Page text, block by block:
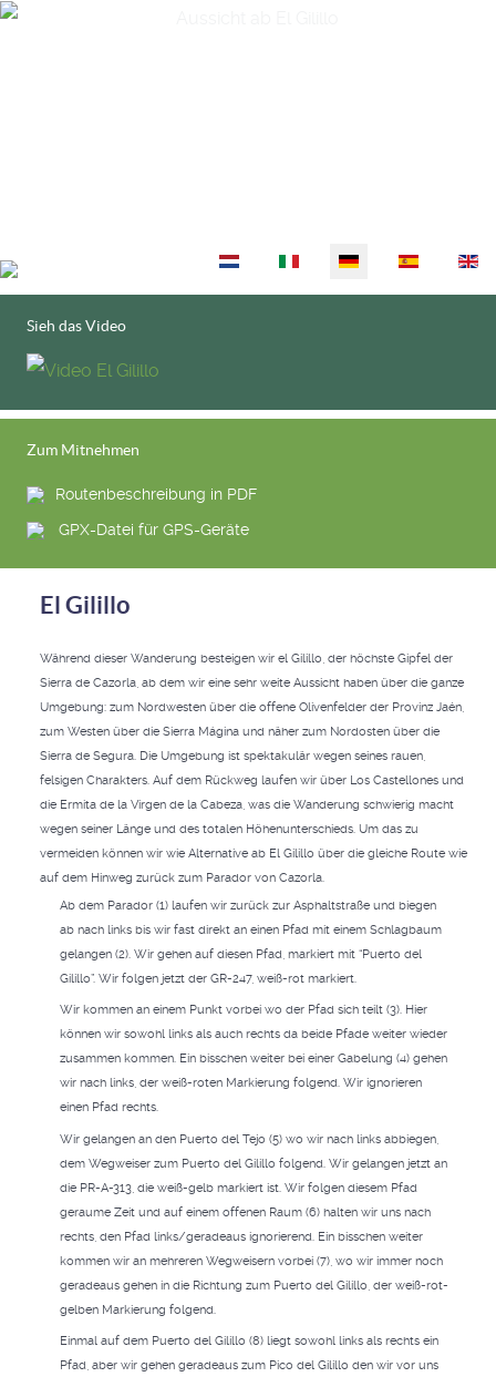
Sprache auswählen
Sieh das Video
Zum Mitnehmen
Routenbeschreibung in PDF
GPX-Datei für GPS-Geräte
El Gilillo
Während dieser Wanderung besteigen wir el Gilillo, der höchste Gipfel der
Sierra de Cazorla, ab dem wir eine sehr weite Aussicht haben über die ganze
Umgebung: zum Nordwesten über die offene Olivenfelder der Provinz Jaén,
zum Westen über die Sierra Mágina und näher zum Nordosten über die
Sierra de Segura. Die Umgebung ist spektakulär wegen seines rauen,
felsigen Charakters. Auf dem Rückweg laufen wir über Los Castellones und
die Ermita de la Virgen de la Cabeza, was die Wanderung schwierig macht
wegen seiner Länge und des totalen Höhenunterschieds. Um das zu
vermeiden können wir wie Alternative ab El Gilillo über die gleiche Route wie
auf dem Hinweg zurück zum Parador von Cazorla.
Ab dem Parador (1) laufen wir zurück zur Asphaltstraße und biegen
ab nach links bis wir fast direkt an einen Pfad mit einem Schlagbaum
gelangen (2). Wir gehen auf diesen Pfad, markiert mit “Puerto del
Gilillo”. Wir folgen jetzt der GR-247, weiß-rot markiert.
Wir kommen an einem Punkt vorbei wo der Pfad sich teilt (3). Hier
können wir sowohl links als auch rechts da beide Pfade weiter wieder
zusammen kommen. Ein bisschen weiter bei einer Gabelung (4) gehen
wir nach links, der weiß-roten Markierung folgend. Wir ignorieren
einen Pfad rechts.
Wir gelangen an den Puerto del Tejo (5) wo wir nach links abbiegen,
dem Wegweiser zum Puerto del Gilillo folgend. Wir gelangen jetzt an
die PR-A-313, die weiß-gelb markiert ist. Wir folgen diesem Pfad
geraume Zeit und auf einem offenen Raum (6) halten wir uns nach
rechts, den Pfad links/geradeaus ignorierend. Ein bisschen weiter
kommen wir an mehreren Wegweisern vorbei (7), wo wir immer noch
geradeaus gehen in die Richtung zum Puerto del Gilillo, der weiß-rot-
gelben Markierung folgend.
Einmal auf dem Puerto del Gilillo (8) liegt sowohl links als rechts ein
Pfad, aber wir gehen geradeaus zum Pico del Gilillo den wir vor uns